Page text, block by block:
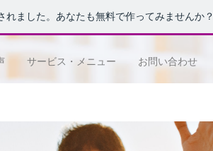
れました。あなたも無料で作ってみませんか？
サービス・メニュー お問い合わせ